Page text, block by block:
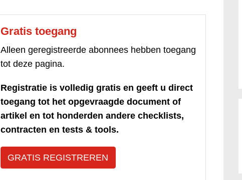
Gratis toegang
Alleen geregistreerde abonnees hebben toegang
tot deze pagina.
Registratie is volledig gratis en geeft u direct
toegang tot het opgevraagde document of
artikel en tot honderden andere checklists,
contracten en tests & tools.
GRATIS REGISTREREN